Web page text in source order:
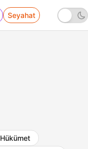
Seyahat
Hükümet